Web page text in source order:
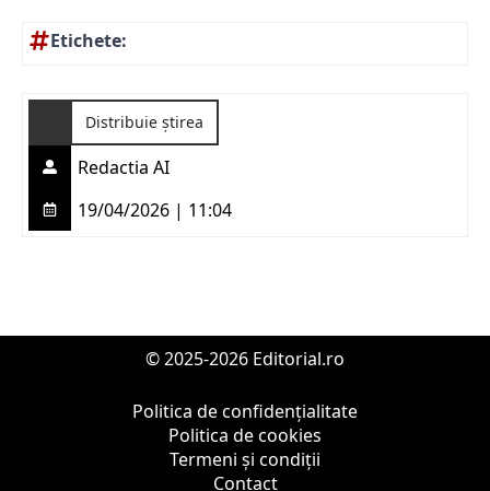
Etichete:
Distribuie știrea
Redactia AI
19/04/2026 | 11:04
© 2025-2026 Editorial.ro
Politica de confidențialitate
Politica de cookies
Termeni și condiții
Contact